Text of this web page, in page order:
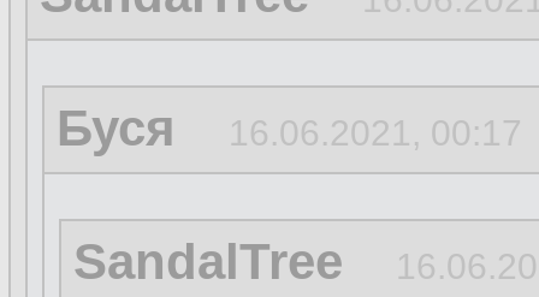
Буся 16.06.2021, 00:17
SandalTree